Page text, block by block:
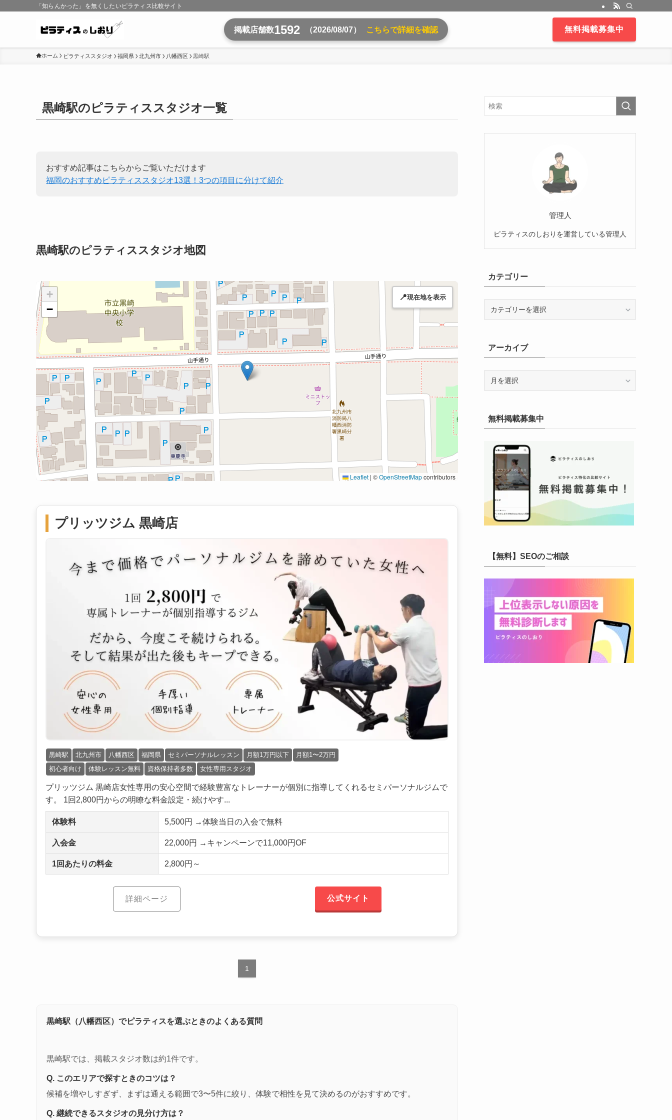
「知らんかった」を無くしたいピラティス比較サイト
無料掲載募集中
掲載店舗数1592 （2026/08/07） こちらで詳細を確認
ホーム ピラティススタジオ 福岡県 北九州市 八幡西区 黒崎駅
黒崎駅のピラティススタジオ一覧
おすすめ記事はこちらからご覧いただけます
福岡のおすすめピラティススタジオ13選！3つの項目に分けて紹介
黒崎駅のピラティススタジオ地図
+
−
Leaflet | ©OpenStreetMapcontributors
📍現在地を表示
プリッツジム 黒崎店
黒崎駅 北九州市 八幡西区 福岡県 セミパーソナルレッスン 月額1万円以下
月額1〜2万円
初心者向け
体験レッスン無料 資格保持者多数 女性専用スタジオ
プリッツジム 黒崎店女性専用の安心空間で経験豊富なトレーナーが個別に指導してくれるセミパーソナルジムで
す。 1回2,800円からの明瞭な料金設定・続けやす...
体験料 5,500円 →体験当日の入会で無料
入会金 22,000円 →キャンペーンで11,000円OF
1回あたりの料金 2,800円～
詳細ページ 公式サイト
1
黒崎駅（八幡西区）でピラティスを選ぶときのよくある質問
黒崎駅では、掲載スタジオ数は約1件です。
Q. このエリアで探すときのコツは？
候補を増やしすぎず、まずは通える範囲で3〜5件に絞り、体験で相性を見て決めるのがおすすめです。
Q. 継続できるスタジオの見分け方は？
管理人
ピラティスのしおりを運営している管理人
カテゴリー
ーアーカイブ
ブ無料掲載募集中
【無料】SEOのご相談